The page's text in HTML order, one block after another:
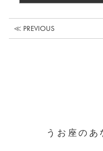
≪ PREVIOUS
うお座のあ